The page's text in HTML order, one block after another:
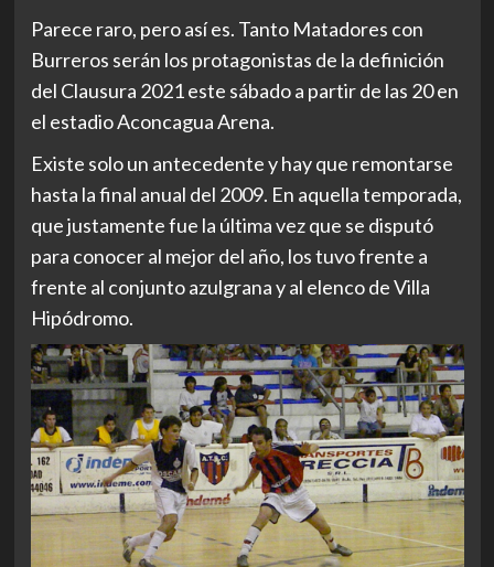
Parece raro, pero así es. Tanto Matadores con
Burreros serán los protagonistas de la definición
del Clausura 2021 este sábado a partir de las 20 en
el estadio Aconcagua Arena.
Existe solo un antecedente y hay que remontarse
hasta la final anual del 2009. En aquella temporada,
que justamente fue la última vez que se disputó
para conocer al mejor del año, los tuvo frente a
frente al conjunto azulgrana y al elenco de Villa
Hipódromo.